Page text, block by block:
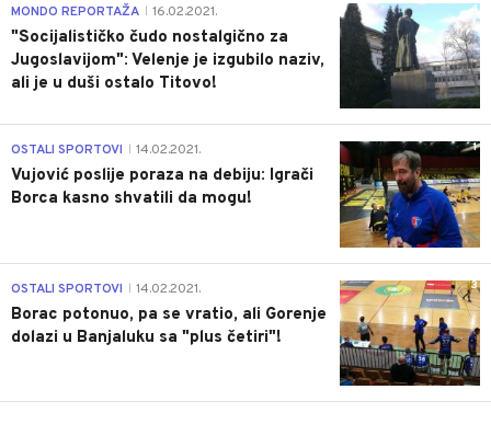
4
MONDO REPORTAŽA 16.02.2021.
"Socijalističko čudo nostalgično za
Jugoslavijom": Velenje je izgubilo naziv,
ali je u duši ostalo Titovo!
1
OSTALI SPORTOVI 14.02.2021.
Vujović poslije poraza na debiju: Igrači
Borca kasno shvatili da mogu!
3
OSTALI SPORTOVI 14.02.2021.
Borac potonuo, pa se vratio, ali Gorenje
dolazi u Banjaluku sa "plus četiri"!